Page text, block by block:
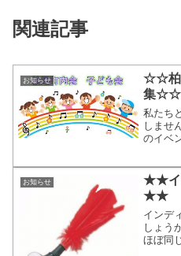
関連記事
お知らせ
☆☆柏
集☆☆
私たち
しませ
のイベ
域の
たりし
トし、
同学年
お知らせ
★★イ
★★
インデ
しょう
ほぼ同